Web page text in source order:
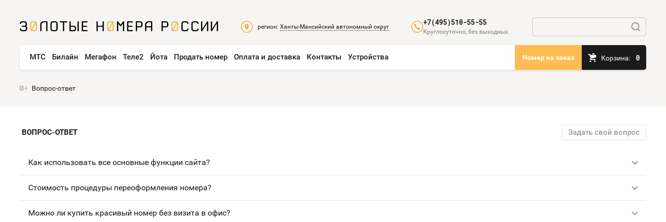
регион: Ханты-Мансийский автономный округ +7(495)510-55-55
Круглосуточно, без выходных.
МТС Билайн Мегафон Теле2 Йота Продать номер Оплата и доставка Контакты Устройства Номер на заказ Корзина: 0
Вопрос-ответ
ВОПРОС-ОТВЕТ Задать свой вопрос
Как использовать все основные функции сайта?
Стоимость процедуры переоформления номера?
Можно ли купить красивый номер без визита в офис?